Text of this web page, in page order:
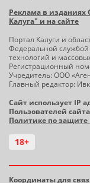
Реклама в изданиях
Калуга" и на сайте
Портал Калуги и
Федеральной
технологий и
Регистрационный
Учредитель: ООО
Главный редактор:
Сайт использует IP
Пользователей
Политике по
18+
Координаты для